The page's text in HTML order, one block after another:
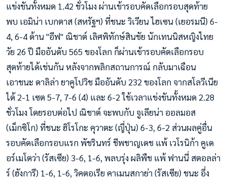
แข่งขันทั้งหมด 1.42 ชั่วโมง ผ่านเข้ารอบคัดเลือกรอบสุดท้าย
พบ เอมิน่า เบกตาส (สหรัฐฯ) ที่ชนะ วิเวียน ไฮเซน (เยอรมนี) 6-
4, 6-4 ด้าน "อีฟ" ณิชาต์ เลิศพิทักษ์สินชัย นักเทนนิสหญิงไทย
วัย 26 ปี มืออันดับ 565 ของโลก ก็ผ่านเข้ารอบคัดเลือกรอบ
สุดท้ายได้เช่นกัน หลังจากพลิกสถานการณ์ กลับมาเฉือน
เอาชนะ ดาลิล่า ยาคูโปวิช มืออันดับ 232 ของโลก จากสโลวีเนีย
ได้ 2-1 เซต 5-7, 7-6 (4) และ 6-2 ใช้เวลาแข่งขันทั้งหมด 2.28
ชั่วโมง โดยรอบต่อไป ณิชาต์ จะพบกับ จูเลียน่า ออลมอส
(เม็กซิโก) ที่ชนะ ฮิโรโกะ คุวาตะ (ญี่ปุ่น) 6-3, 6-2 ส่วนผลคู่อื่น
รอบคัดเลือกรอบแรก พัชรินทร์ ชีพชาญเดช แพ้ เวโรนิก้า คูเด
อร์เมโตว่า (รัสเซีย) 3-6, 1-6, พลบรุ่ง ผลิพืช แพ้ ฟานนี่ สตอลล่า
ร์ (ฮังการี) 1-6, 1-6, วิคตอเรีย คาเมนสกาย่า (รัสเซีย) ชนะ อึ่ง